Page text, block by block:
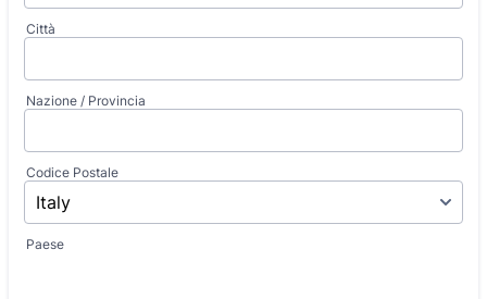
Città
Nazione / Provincia
Codice Postale
Paese